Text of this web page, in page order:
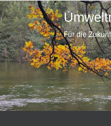
Zum
Inhalt
springen
Für die